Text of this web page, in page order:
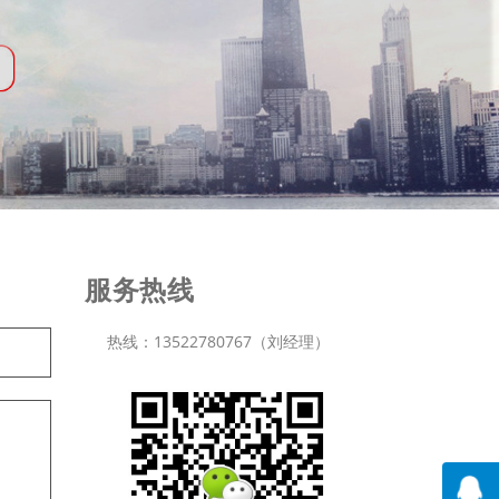
服务热线
热线：13522780767（刘经理）